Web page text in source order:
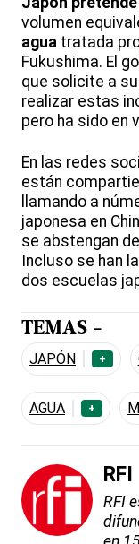
volumen
agua tratada
Fukushima. El
que solicite a
realizar estas
pero ha sido en
En las redes
están
llamando a
japonesa en
se abstengan
Incluso se han
dos escuelas
TEMAS -
JAPÓN +
AGUA +
RFI
RFI